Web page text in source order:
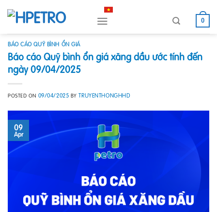
content
0
BÁO CÁO QUỸ BÌNH ỔN GIÁ
Báo cáo Quỹ bình ổn giá xăng dầu ước tính đến
ngày 09/04/2025
POSTED ON 09/04/2025 BYTRUYENTHONGHHD
09
Apr